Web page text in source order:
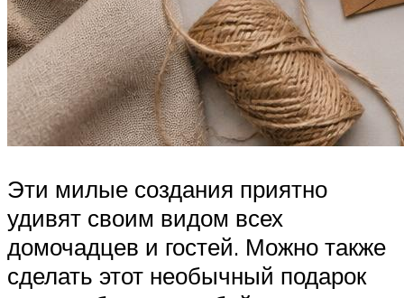
Эти милые создания приятно
удивят своим видом всех
домочадцев и гостей. Можно также
сделать этот необычный подарок